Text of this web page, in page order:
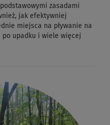
zasadami
jak efektywniej
miejsca na pływanie na
po upadku i wiele więcej